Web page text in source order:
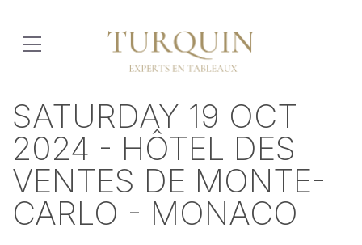
SATURDAY 19 OCT
2024 - HÔTEL DES
VENTES DE MONTE-
CARLO - MONACO